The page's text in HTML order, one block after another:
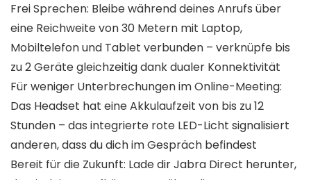
Frei Sprechen: Bleibe während deines Anrufs über
eine Reichweite von 30 Metern mit Laptop,
Mobiltelefon und Tablet verbunden – verknüpfe bis
zu 2 Geräte gleichzeitig dank dualer Konnektivität
Für weniger Unterbrechungen im Online-Meeting:
Das Headset hat eine Akkulaufzeit von bis zu 12
Stunden – das integrierte rote LED-Licht signalisiert
anderen, dass du dich im Gespräch befindest
Bereit für die Zukunft: Lade dir Jabra Direct herunter,